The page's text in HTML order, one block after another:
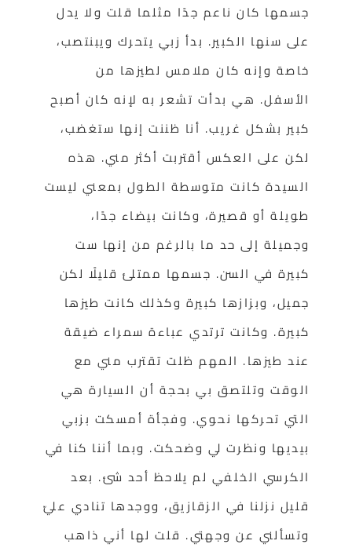
جسمها كان ناعم جدًا مثلما قلت ولا يدل
على سنها الكبير. بدأ زبي يتحرك ويبنتصب،
خاصة وإنه كان ملامس لطيزها من
الأسفل. هي بدأت تشعر به لإنه كان أصبح
كبير بشكل غريب. أنا ظننت إنها ستغضب،
لكن على العكس أقتربت أكثر مني. هذه
السيدة كانت متوسطة الطول بمعني ليست
طويلة أو قصيرة، وكانت بيضاء جدًا،
وجميلة إلى حد ما بالرغم من إنها ست
كبيرة في السن. جسمها ممتلئ قليلًا لكن
جميل، وبزازها كبيرة وكذلك كانت طيزها
كبيرة. وكانت ترتدي عباءة سمراء ضيقة
عند طيزها. المهم ظلت تقترب مني مع
الوقت وتلتصق بي بحجة أن السيارة هي
التي تحركها نحوي. وفجأة أمسكت بزبي
بيديها ونظرت لي وضحكت. وبما أننا كنا في
الكرسي الخلفي لم يلاحظ أحد شئ. بعد
قليل نزلنا في الزقازيق، ووجدها تنادي عليّ
وتسألني عن وجهتي. قلت لها أني ذاهب